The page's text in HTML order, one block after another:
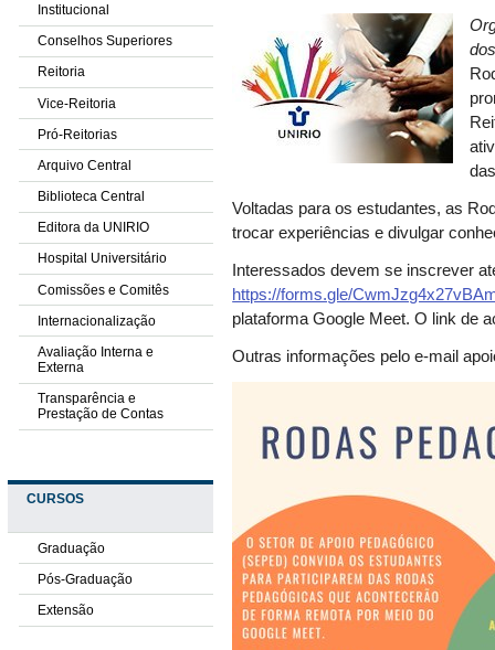
Institucional
Conselhos Superiores
Reitoria
Vice-Reitoria
Pró-Reitorias
Arquivo Central
Biblioteca Central
Editora da UNIRIO
Hospital Universitário
Comissões e Comitês
Internacionalização
Avaliação Interna e
Externa
Transparência e
Prestação de Contas
CURSOS
Graduação
Pós-Graduação
Extensão
Voltadas para os estudantes, as
trocar experiências e divulgar
Interessados devem se inscrever
https://forms.gle/
plataforma Google Meet. O link de
Outras informações pelo e-mail